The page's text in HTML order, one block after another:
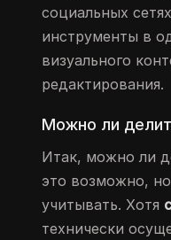
социальных
инструменты в
визуального
редактирования.
Можно ли
Итак, можно ли
это возможно,
учитывать. Хотя
технически